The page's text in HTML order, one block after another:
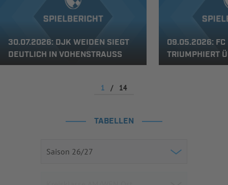
30.07.2026: DJK WEIDEN SIEGT
DEUTLICH IN VOHENSTRAUSS
09.05.2026: FC
TRIUMPHIERT
1 / 14
TABELLEN